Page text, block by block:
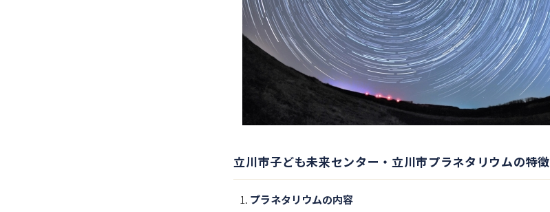
立川市子ども未来センター・立川市プラネタリウムの特徴
プラネタリウムの内容